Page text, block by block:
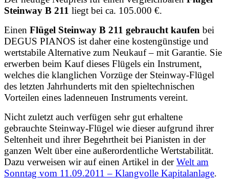
Steinway B 211 liegt bei ca. 105.000 €.
Einen Flügel Steinway B 211 gebraucht kaufen bei
DEGUS PIANOS ist daher eine kostengünstige und
wertstabile Alternative zum Neukauf – mit Garantie. Sie
erwerben beim Kauf dieses Flügels ein Instrument,
welches die klanglichen Vorzüge der Steinway-Flügel
des letzten Jahrhunderts mit den spieltechnischen
Vorteilen eines ladenneuen Instruments vereint.
Nicht zuletzt auch verfügen sehr gut erhaltene
gebrauchte Steinway-Flügel wie dieser aufgrund ihrer
Seltenheit und ihrer Begehrtheit bei Pianisten in der
ganzen Welt über eine außerordentliche Wertstabilität.
Dazu verweisen wir auf einen Artikel in derWelt am
Sonntag vom 11.09.2011 – Klangvolle Kapitalanlage.